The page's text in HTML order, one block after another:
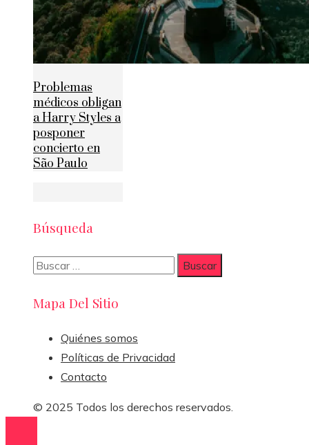
Problemas
médicos obligan
a Harry Styles a
posponer
concierto en
São Paulo
Búsqueda
Buscar:
Mapa Del Sitio
Quiénes somos
Políticas de Privacidad
Contacto
© 2025 Todos los derechos reservados.